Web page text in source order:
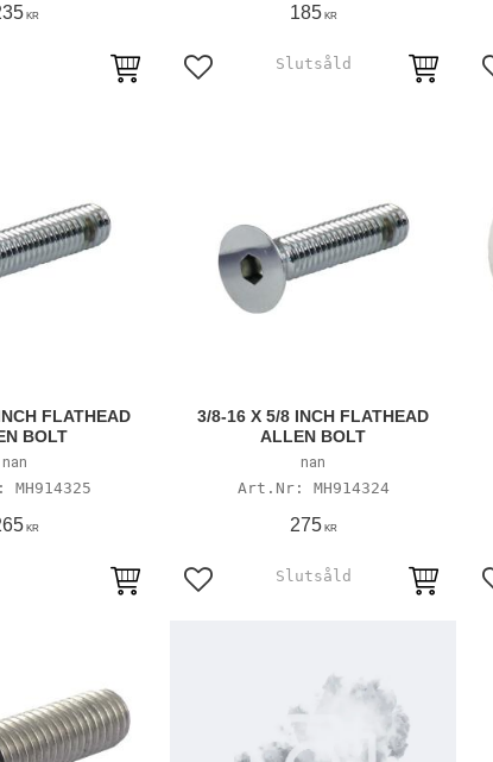
KR 185KR
Lägg till i favoriter
FLATHEAD
BOLT
nan
MH914325
KR
3/8-16 X 5/8 INCH FLATHEAD
ALLEN BOLT
nan
MH914324
275KR
Lägg till i favoriter